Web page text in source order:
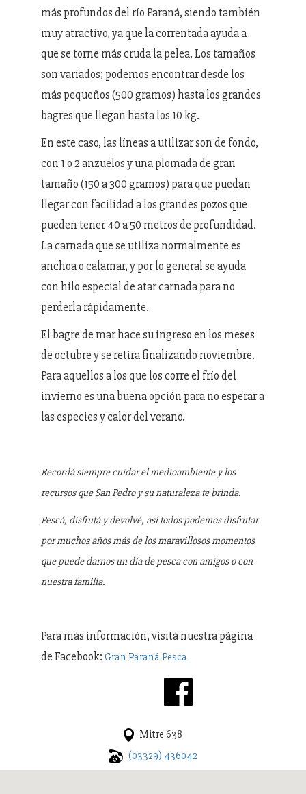
más profundos del río Paraná, siendo también
muy atractivo, ya que la correntada ayuda a
que se torne más cruda la pelea. Los tamaños
son variados; podemos encontrar desde los
más pequeños (500 gramos) hasta los grandes
bagres que llegan hasta los 10 kg.
En este caso, las líneas a utilizar son de fondo,
con 1 o 2 anzuelos y una plomada de gran
tamaño (150 a 300 gramos) para que puedan
llegar con facilidad a los grandes pozos que
pueden tener 40 a 50 metros de profundidad.
La carnada que se utiliza normalmente es
anchoa o calamar, y por lo general se ayuda
con hilo especial de atar carnada para no
perderla rápidamente.
El bagre de mar hace su ingreso en los meses
de octubre y se retira finalizando noviembre.
Para aquellos a los que los corre el frío del
invierno es una buena opción para no esperar a
las especies y calor del verano.
Recordá siempre cuidar el medioambiente y los
recursos que San Pedro y su naturaleza te brinda.
Pescá, disfrutá y devolvé, así todos podemos disfrutar
por muchos años más de los maravillosos momentos
que puede darnos un día de pesca con amigos o con
nuestra familia.
Para más información, visitá nuestra página
de Facebook: Gran Paraná Pesca
Mitre 638
(03329) 436042